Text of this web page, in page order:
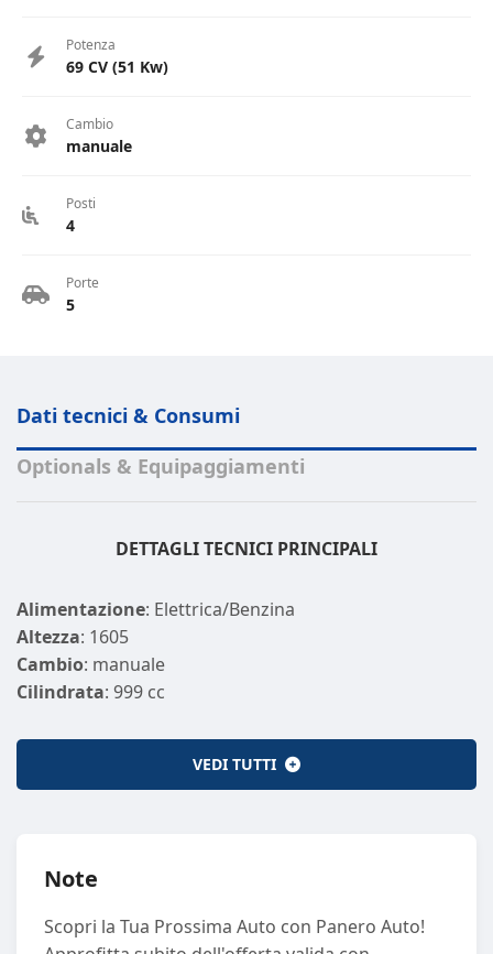
Potenza
69 CV (51 Kw)
Cambio
manuale
Posti
4
Porte
5
Dati tecnici & Consumi
Optionals & Equipaggiamenti
DETTAGLI TECNICI PRINCIPALI
Alimentazione: Elettrica/Benzina
Altezza: 1605
Cambio: manuale
Cilindrata: 999 cc
Colore Esterno: GRIGIO
: NERO NERO
Emissione CO2
Larghezza: 1672
VEDI TUTTI
Note
Scopri la Tua Prossima Auto con Panero Auto!